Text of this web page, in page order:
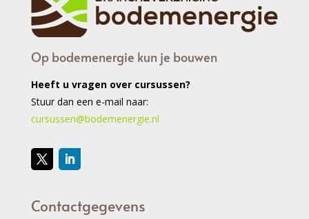
Op bodemenergie kun je bouwen
Heeft u vragen over cursussen?
Stuur dan een e-mail naar:
cursussen@bodemenergie.nl
Contactgegevens